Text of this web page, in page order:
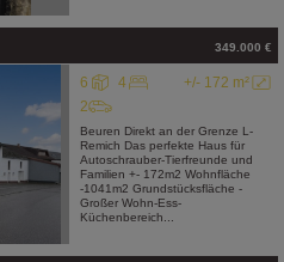
349.000 €
+/- 172 m²
6
4
2
Beuren Direkt an der Grenze L-
Remich Das perfekte Haus für
Autoschrauber-Tierfreunde und
Familien +- 172m2 Wohnfläche
-1041m2 Grundstücksfläche -
Großer Wohn-Ess-
Küchenbereich...